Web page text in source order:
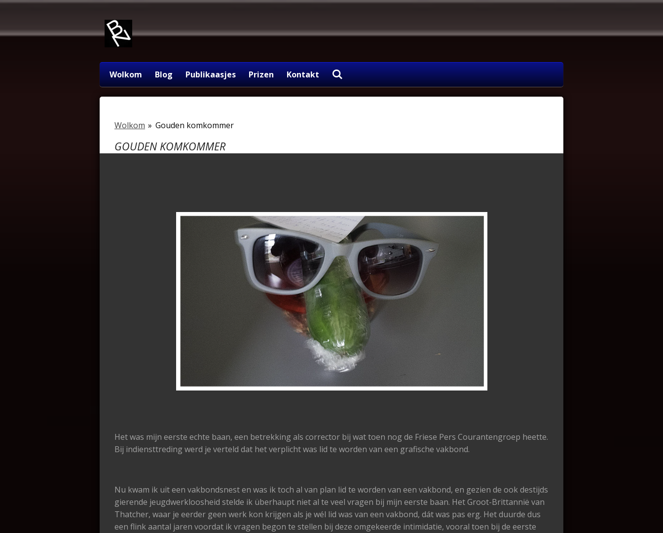
naar
Wolkom Blog Publikaasjes Prizen Kontakt
Wolkom » Gouden komkommer
GOUDEN KOMKOMMER
Het was mijn eerste echte baan, een betrekking als corrector bij wat toen nog de Friese Pers Courantengroep heette.
Bij indiensttreding werd je verteld dat het verplicht was lid te worden van een grafische vakbond.
Nu kwam ik uit een vakbondsnest en was ik toch al van plan lid te worden van een vakbond, en gezien de ook destijds
gierende jeugdwerkloosheid stelde ik überhaupt niet al te veel vragen bij mijn eerste baan. Het Groot-Brittannië van
Thatcher, waar je eerder geen werk kon krijgen als je wél lid was van een vakbond, dát was pas erg. Het duurde dus
een flink aantal jaren voordat ik vragen begon te stellen bij deze omgekeerde intimidatie, vooral toen bij de eerste